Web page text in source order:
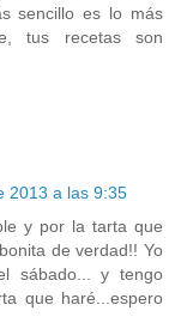
sencillo es lo más
tus recetas son
2013 a las 9:35
y por la tarta que
de verdad!! Yo
sábado... y tengo
que haré...espero